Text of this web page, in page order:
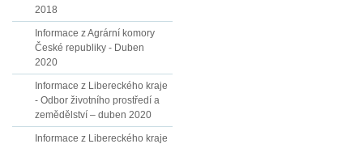
2018
Informace z Agrární komory
České republiky - Duben
2020
Informace z Libereckého kraje
- Odbor životního prostředí a
zemědělství – duben 2020
Informace z Libereckého kraje